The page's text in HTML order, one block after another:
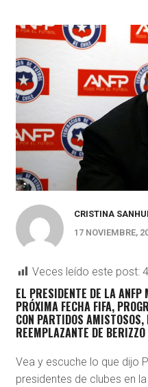
CRISTINA
17 NOVIEMBRE,
Veces leído este post: 4
EL PRESIDENTE DE LA ANFP
PRÓXIMA FECHA FIFA,
CON PARTIDOS
REEMPLAZANTE DE BERIZZO
Vea y escuche lo que dijo
presidentes de clubes en la